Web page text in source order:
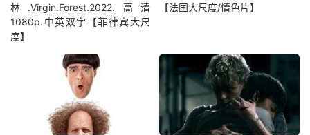
林.Virgin.Forest.2022.高清
1080p.中英双字【菲律宾大尺
度】
【法国大尺度/情色片】